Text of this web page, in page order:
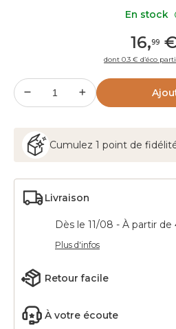
16,99
dont 0.3 € d’éco
Cumulez 1 point de
Livraison
Dès le 11/08 - À partir de
Plus d'infos
Retour facile
À votre écoute